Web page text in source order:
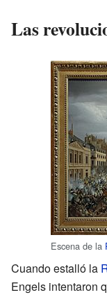
Las
Escena de la
Cuando estalló la
Engels intentaron